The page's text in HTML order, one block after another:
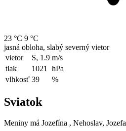
23 °C 9 °C
jasná obloha, slabý severný vietor
vietor
S, 1.9 m/s
tlak
1021
hPa
vlhkosť 39 %
Sviatok
Meniny má Jozefína , Nehoslav, Jozefa